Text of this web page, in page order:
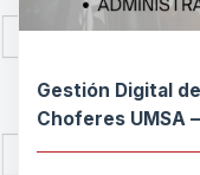
Gestión Digital
Choferes UMSA